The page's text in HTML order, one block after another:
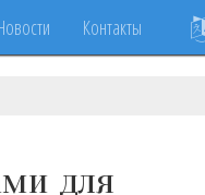
Контакты
для